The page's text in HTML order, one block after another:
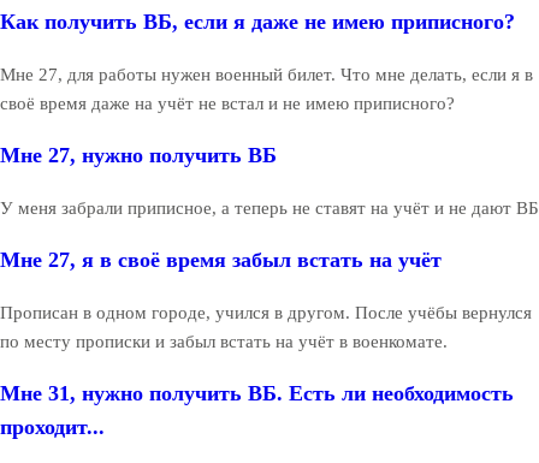
Как получить ВБ, если я даже не имею приписного?
Мне 27, для работы нужен военный билет. Что мне делать, если я в
своё время даже на учёт не встал и не имею приписного?
Мне 27, нужно получить ВБ
У меня забрали приписное, а теперь не ставят на учёт и не дают ВБ
Мне 27, я в своё время забыл встать на учёт
Прописан в одном городе, учился в другом. После учёбы вернулся
по месту прописки и забыл встать на учёт в военкомате.
Мне 31, нужно получить ВБ. Есть ли необходимость
проходит...